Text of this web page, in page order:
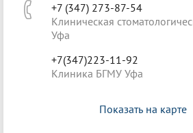
+7 (347) 273-87-54
Клиническая
Уфа
+7(347)223-11-92
Клиника БГМУ Уфа
Показать на карте